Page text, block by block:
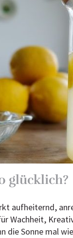
glücklich?
aufheiternd,
Wachheit,
die Sonne mal